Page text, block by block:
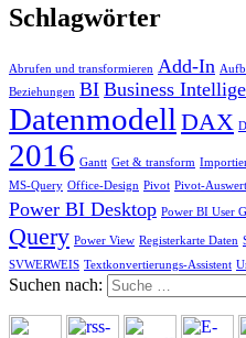
Schlagwörter
Abrufen und transformieren Add-In
Beziehungen BI Business
Datenmodell DAX
2016 Gantt Get & transform
MS-Query Office-Design Pivot Pivot-
Power BI Desktop Power BI User
Query Power View Registerkarte Daten
SVWERWEIS Textkonvertierungs-Assistent
Suchen nach: